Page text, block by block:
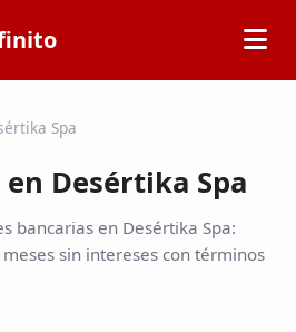
Spa
Desértika Spa
bancarias en Desértika Spa:
sin intereses con términos